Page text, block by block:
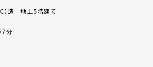
）造 地上5階建て
7分